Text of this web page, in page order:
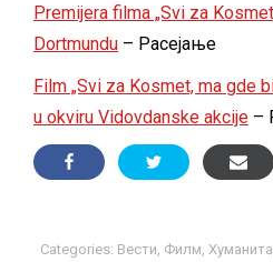
Premijera filma „Svi za
Dortmundu – Расејање
Film „Svi za Kosmet, ma gde
u okviru Vidovdanske akcije –
Categories: Вести Филм